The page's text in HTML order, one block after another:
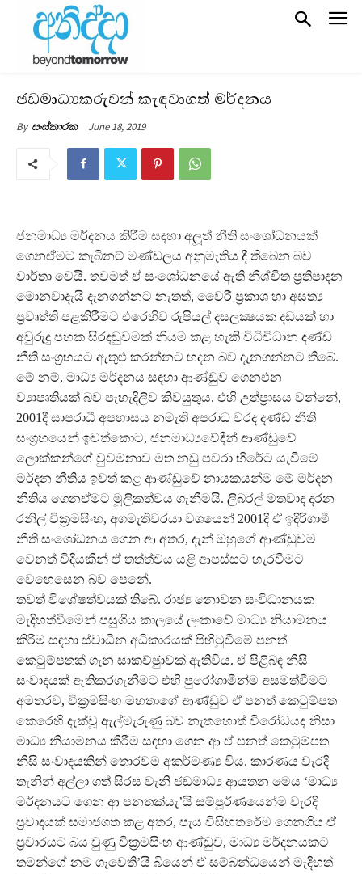
ජඩමාධ්‍යකරුවන් කැඳවාගත් මර්දනය
By සංස්කාරක June 18, 2019
ජනමාධ්‍ය මර්දනය කිරීම සඳහා අලූත් නීති සංශෝධනයක්
ගෙනඒමට කැබිනට් මණ්ඩලය අනුමැතිය දී තිබෙන බව
වාර්තා වෙයි. තවමත් ඒ සංශෝධනයේ ඇති නිශ්චිත ප‍්‍රතිපාදන
මොනවාදැයි දැනගන්නට නැතත්, වෛරී ප‍්‍රකාශ හා අසත්‍ය
ප‍්‍රවෘත්ති පළකිරීමට එරෙහිව රුපියල් දසලක්‍ෂයක දඩයක් හා
අවුරුදු පහක සිරදඬුවමක් නියම කළ හැකි විධිවිධාන දණ්ඩ
නීති සංග‍්‍රහයට ඇතුළු කරන්නට හදන බව දැනගන්නට තිබේ.
මේ නම්, මාධ්‍ය මර්දනය සඳහා ආණ්ඩුව ගෙනඑන
ව්‍යාපෘතියක් බව පැහැදිලිව කිවයුතුය. එහි උත්ප‍්‍රාසය වන්නේ,
2001දී සාපරාධී අපහාසය නමැති අපරාධ වරද දණ්ඩ නීති
සංග‍්‍රහයෙන් ඉවත්කොට, ජනමාධ්‍යවේදීන් ආණ්ඩුවේ
ලොක්කන්ගේ වුවමනාව මත නඩු පවරා හිරේට යැවීමේ
මර්දන නීතිය ඉවත් කළ ආණ්ඩුවේ නායකයන්ම මේ මර්දන
නීතිය ගෙනඒමට මූලිකත්වය ගැනීමයි. ලිබරල් මතවාද දරන
රනිල් වික‍්‍රමසිංහ, අගමැතිවරයා වශයෙන් 2001දී ඒ ඉදිරිගාමී
නීති සංශෝධනය ගෙන ආ අතර, දැන් ඔහුගේ ආණ්ඩුවම
වෙනත් විදියකින් ඒ තත්ත්වය යළි ආපස්සට හැරවීමට
වෙහෙසෙන බව පෙනේ.
තවත් විශේෂත්වයක් තිබේ. රාජ්‍ය නොවන සංවිධානයක
මැදිහත්වීමෙන් පසුගිය කාලයේ ලංකාවේ මාධ්‍ය නියාමනය
කිරීම සඳහා ස්වාධීන අධිකාරයක් පිහිටුවීමේ පනත්
කෙටුම්පතක් ගැන සාකච්ඡුාවක් ඇතිවිය. ඒ පිළිබඳ නිසි
සංවාදයක් ඇතිකරගැනීමට එහි පුරෝගාමීන්ම අසමත්වීමට
අමතරව, වික‍්‍රමසිංහ මහතාගේ ආණ්ඩුව ඒ පනත් කෙටුම්පත
කෙරෙහි දැක්වූ ඇල්මැරුණු බව නැතහොත් විරෝධයද නිසා
මාධ්‍ය නියාමනය කිරීම සඳහා ගෙන ආ ඒ පනත් කෙටුම්පත
නිසි සංවාදයකින් තොරවම අකර්මණ්‍ය විය. කාරණය වැරදි
තැනින් අල්ලා ගත් සිරස වැනි ජඩමාධ්‍ය ආයතන මෙය ‘මාධ්‍ය
මර්දනයට ගෙන ආ පනතක්යැ’යි සම්පූර්ණයෙන්ම වැරදි
ප‍්‍රවාදයක් සමාජගත කළ අතර, පැය විසිහතරේම ගෙනගිය ඒ
ප‍්‍රචාරයට බය වුණු වික‍්‍රමසිංහ ආණ්ඩුව, මාධ්‍ය මර්දනයකට
තමන්ගේ නම ගෑවෙති’යි බියෙන් ඒ සම්බන්ධයෙන් මැදිහත්